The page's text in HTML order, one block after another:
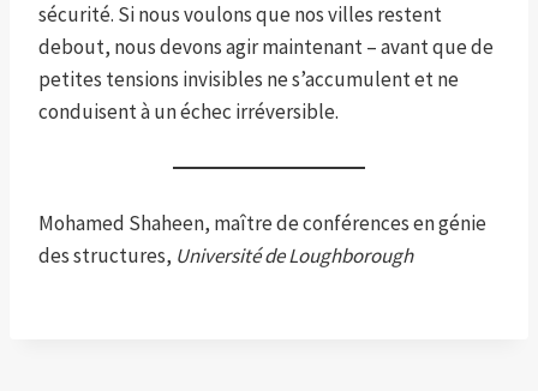
sécurité. Si nous voulons que nos villes restent
debout, nous devons agir maintenant – avant que de
petites tensions invisibles ne s’accumulent et ne
conduisent à un échec irréversible.
Mohamed Shaheen, maître de conférences en génie
des structures, Université de Loughborough